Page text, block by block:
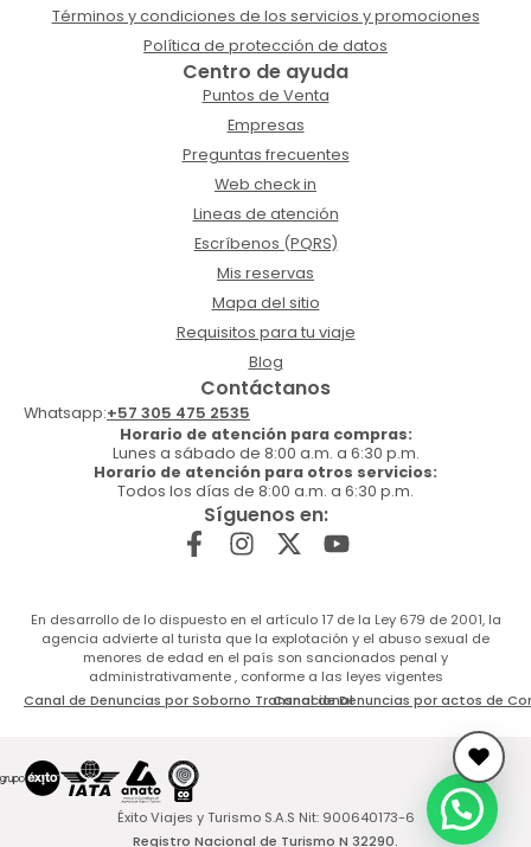
Términos y condiciones de los servicios y promociones
Política de protección de datos
Centro de ayuda
Puntos de Venta
Empresas
Preguntas frecuentes
Web check in
Lineas de atención
Escríbenos (PQRS)
Mis reservas
Mapa del sitio
Requisitos para tu viaje
Blog
Contáctanos
Whatsapp:+57 305 475 2535
Horario de atención para compras:
Lunes a sábado de 8:00 a.m. a 6:30 p.m.
Horario de atención para otros servicios:
Todos los días de 8:00 a.m. a 6:30 p.m.
Síguenos en:
En desarrollo de lo dispuesto en el artículo 17 de la Ley 679 de 2001, la
agencia advierte al turista que la explotación y el abuso sexual de
menores de edad en el país son sancionados penal y
administrativamente , conforme a las leyes vigentes
Canal de Denuncias por Soborno TransnacionalCanal de Denuncias por actos de
Éxito Viajes y Turismo S.A.S Nit: 900640173-6
Registro Nacional de Turismo N 32290.